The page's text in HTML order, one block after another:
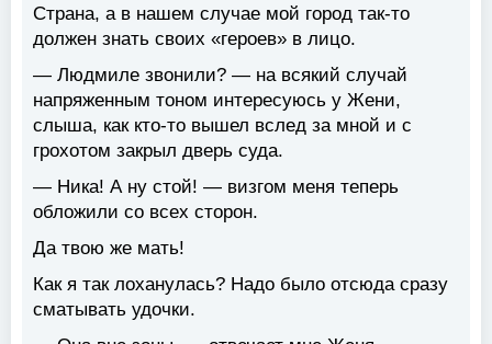
Страна, а в нашем случае мой город так-то
должен знать своих «героев» в лицо.
— Людмиле звонили? — на всякий случай
напряженным тоном интересуюсь у Жени,
слыша, как кто-то вышел вслед за мной и с
грохотом закрыл дверь суда.
— Ника! А ну стой! — визгом меня теперь
обложили со всех сторон.
Да твою же мать!
Как я так лоханулась? Надо было отсюда сразу
сматывать удочки.